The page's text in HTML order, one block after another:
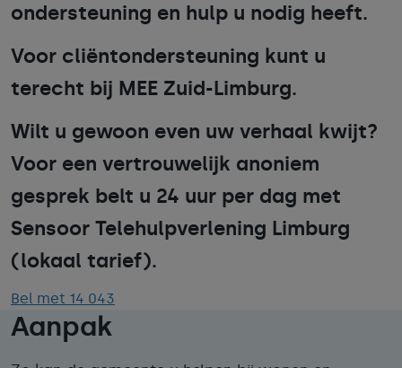
ondersteuning en hulp u nodig heeft.
Voor cliëntondersteuning kunt u
terecht bij MEE Zuid-Limburg.
Wilt u gewoon even uw verhaal kwijt?
Voor een vertrouwelijk anoniem
gesprek belt u 24 uur per dag met
Sensoor Telehulpverlening Limburg
(lokaal tarief).
Bel met 14 043
Aanpak